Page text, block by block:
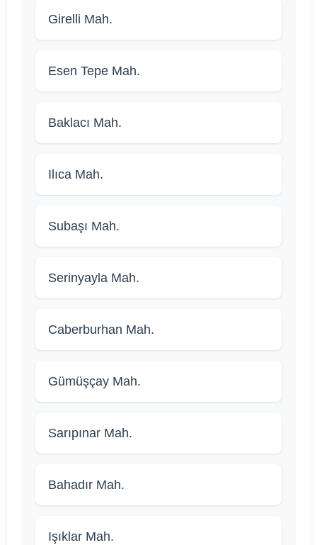
Girelli Mah.
Esen Tepe Mah.
Baklacı Mah.
Ilıca Mah.
Subaşı Mah.
Serinyayla Mah.
Caberburhan Mah.
Gümüşçay Mah.
Sarıpınar Mah.
Bahadır Mah.
Işıklar Mah.